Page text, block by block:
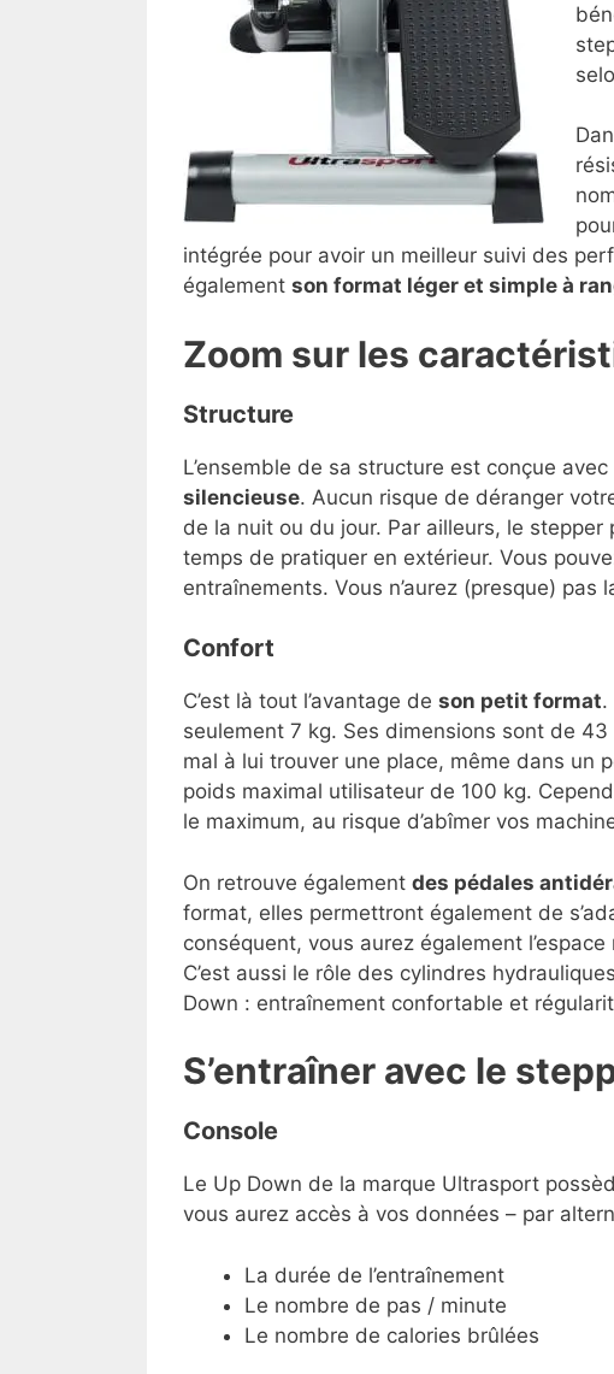
intégrée pour avoir un meilleur suivi des
également son format léger et simple à
Zoom sur les
Structure
L’ensemble de sa structure est conçue
silencieuse. Aucun risque de déranger
de la nuit ou du jour. Par ailleurs, le
temps de pratiquer en extérieur. Vous
entraînements. Vous n’aurez (presque)
Confort
C’est là tout l’avantage de son petit format.
seulement 7 kg. Ses dimensions sont de
mal à lui trouver une place, même dans un
poids maximal utilisateur de 100 kg.
le maximum, au risque d’abîmer vos
On retrouve également des pédales
format, elles permettront également de
conséquent, vous aurez également
C’est aussi le rôle des cylindres
Down : entraînement confortable et
S’entraîner avec le
Console
Le Up Down de la marque Ultrasport
vous aurez accès à vos données – par
La durée de l’entraînement
Le nombre de pas / minute
Le nombre de calories brûlées